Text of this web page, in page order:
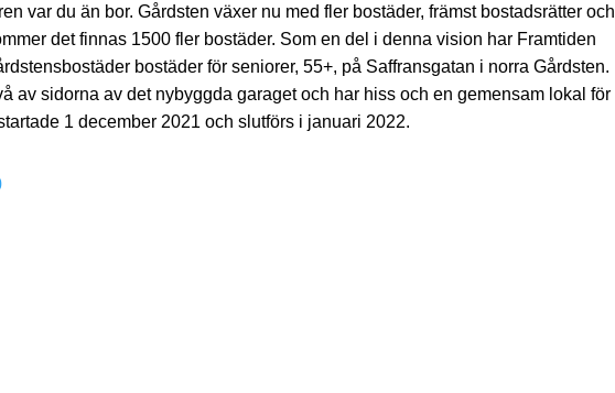
var du än bor. Gårdsten växer nu med fler bostäder, främst bostadsrätter och
det finnas 1500 fler bostäder. Som en del i denna vision har Framtiden
bostäder för seniorer, 55+, på Saffransgatan i norra Gårdsten.
av sidorna av det nybyggda garaget och har hiss och en gemensam lokal för
1 december 2021 och slutförs i januari 2022.